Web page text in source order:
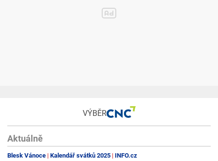
VÝBĚR
Aktuálně
Blesk Vánoce Kalendář svátků 2025 INFO.cz